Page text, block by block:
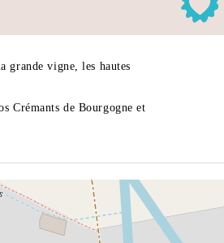
grande vigne, les hautes
Crémants de Bourgogne et